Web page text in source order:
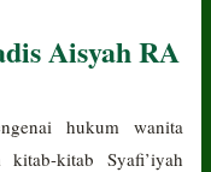
Aisyah RA
hukum wanita
kitab Syafi’iyah